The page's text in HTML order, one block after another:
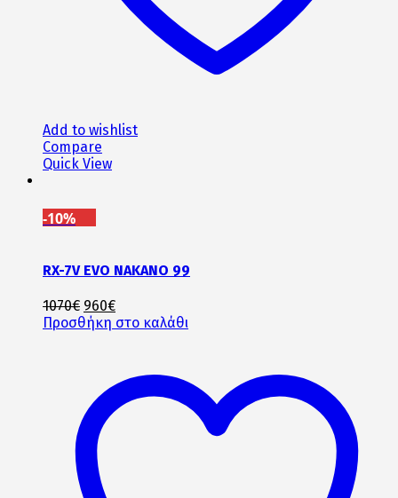
Add to wishlist
Compare
Quick View
-10%
RX-7V EVO NAKANO 99
1070€ Original
price
960€Η
τρέχουσα
960€.
Προσθήκη στο καλάθι